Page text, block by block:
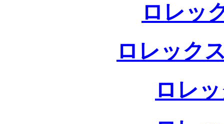
ロレッ
ロレック
ロレ